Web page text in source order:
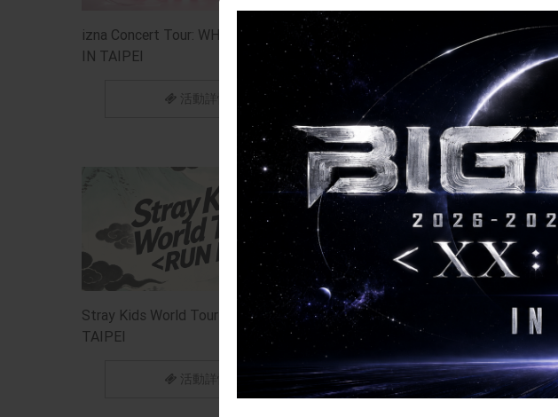
izna Concert Tour: WHO DAT GIRL?
IN TAIPEI
活動詳情
2026 INFINITE FANMEETING
[INFINITE RALLY Ⅴ] in TAIPEI
活動詳情
Stray Kids World Tour 《RUN IT》-
TAIPEI
活動詳情
2027 周杰伦世界巡回演唱会「晴天
新加坡 嘉年华 II」
活動詳情